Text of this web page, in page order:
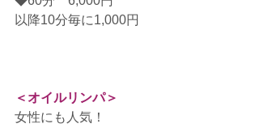
以降10分毎に1,000円
＜オイルリンパ＞
女性にも人気！